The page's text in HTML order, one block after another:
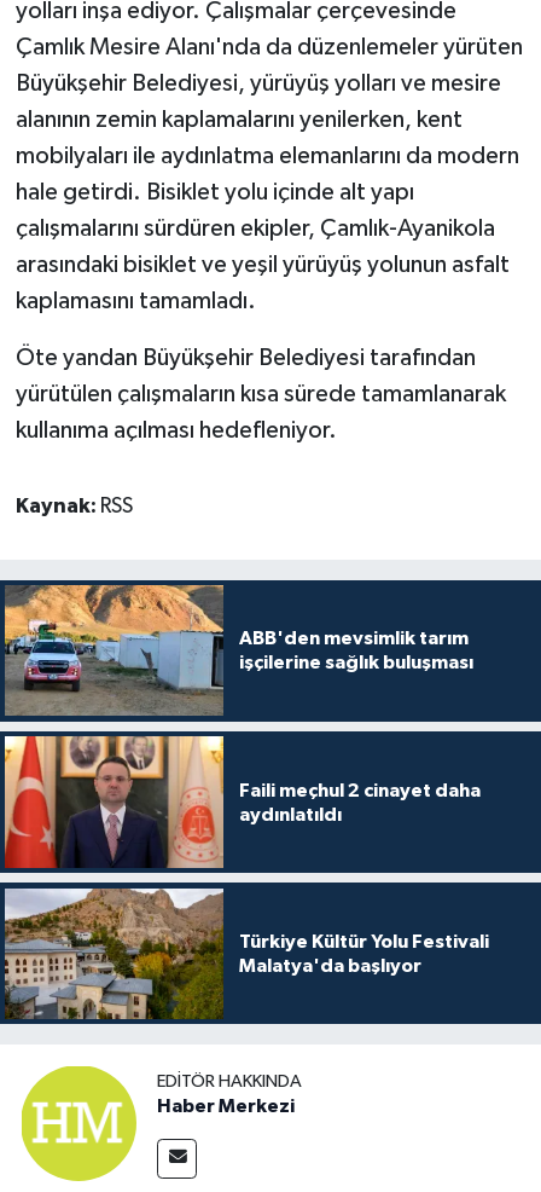
yolları inşa ediyor. Çalışmalar çerçevesinde
Çamlık Mesire Alanı'nda da düzenlemeler yürüten
Büyükşehir Belediyesi, yürüyüş yolları ve mesire
alanının zemin kaplamalarını yenilerken, kent
mobilyaları ile aydınlatma elemanlarını da modern
hale getirdi. Bisiklet yolu içinde alt yapı
çalışmalarını sürdüren ekipler, Çamlık-Ayanikola
arasındaki bisiklet ve yeşil yürüyüş yolunun asfalt
kaplamasını tamamladı.
Öte yandan Büyükşehir Belediyesi tarafından
yürütülen çalışmaların kısa sürede tamamlanarak
kullanıma açılması hedefleniyor.
Kaynak: RSS
ABB'den mevsimlik tarım
işçilerine sağlık buluşması
Faili meçhul 2 cinayet daha
aydınlatıldı
Türkiye Kültür Yolu Festivali
Malatya'da başlıyor
EDITÖR HAKKINDA
Haber Merkezi